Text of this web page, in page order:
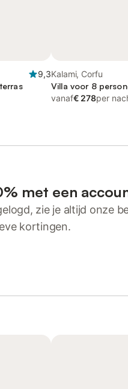
9,3Kalami, Corfu
Villa voor 8
vanaf€ 278per
met een
zie je altijd onze
kortingen.